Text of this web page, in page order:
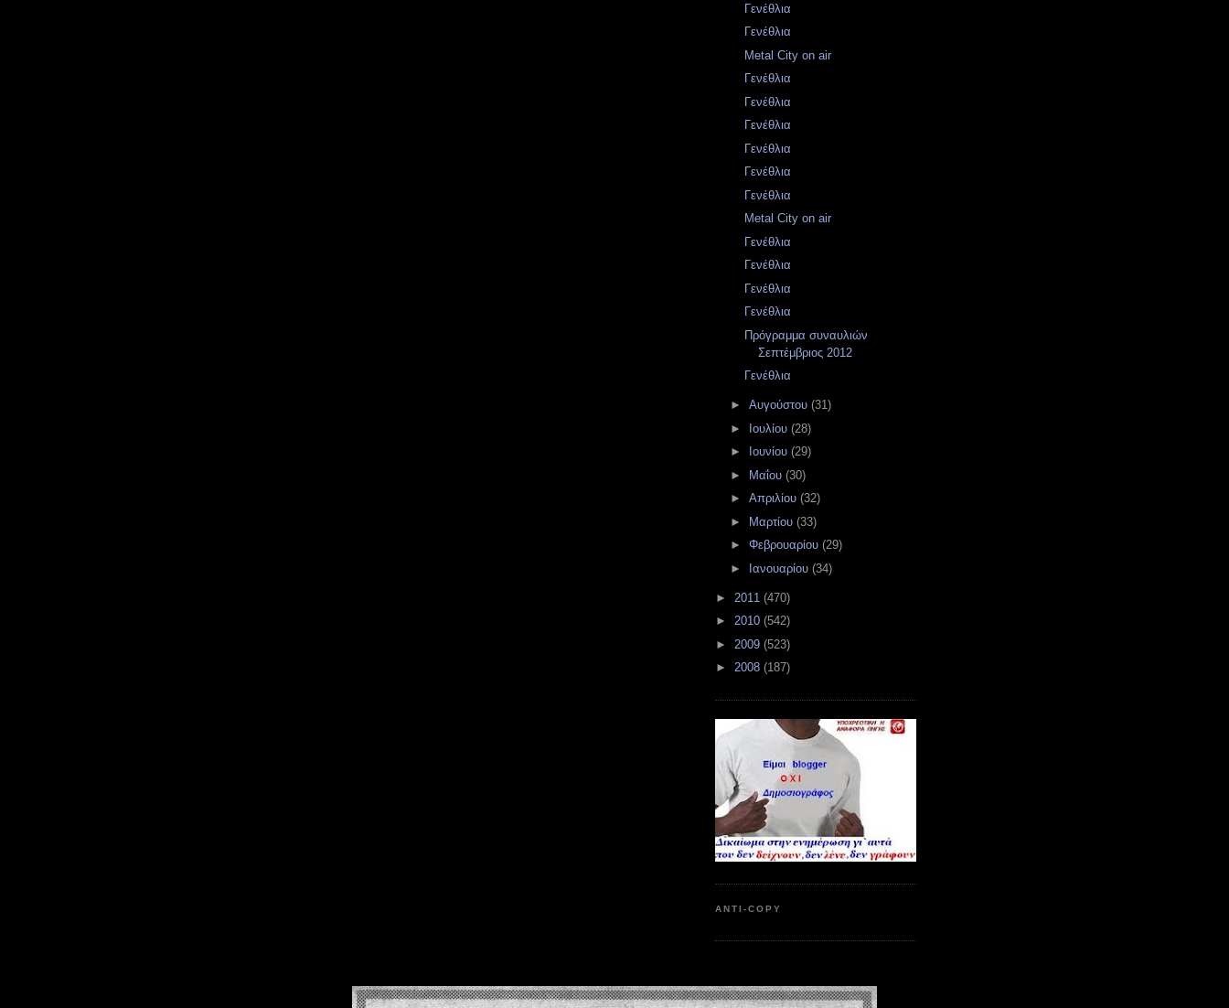
Γενέθλια
Γενέθλια
Metal City on air
Γενέθλια
Γενέθλια
Γενέθλια
Γενέθλια
Γενέθλια
Γενέθλια
Metal City on air
Γενέθλια
Γενέθλια
Γενέθλια
Γενέθλια
Πρόγραμμα συναυλιών
Σεπτέμβριος 2012
Γενέθλια
► Αυγούστου (31)
► Ιουλίου (28)
►
Ιουνίου (29)
► Μαΐου (30)
► Απριλίου (32)
► Μαρτίου (33)
► Φεβρουαρίου (29)
► Ιανουαρίου (34)
► 2011 (470)
► 2010 (542)
► 2009 (523)
► 2008 (187)
ANTI-COPY